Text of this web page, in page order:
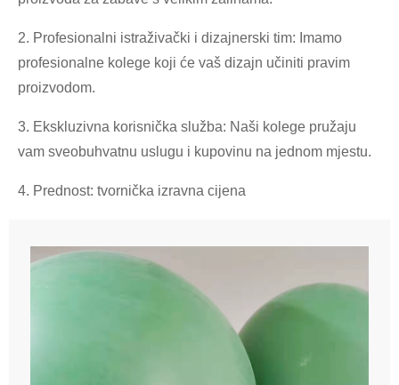
2. Profesionalni istraživački i dizajnerski tim: Imamo
profesionalne kolege koji će vaš dizajn učiniti pravim
proizvodom.
3. Ekskluzivna korisnička služba: Naši kolege pružaju
vam sveobuhvatnu uslugu i kupovinu na jednom mjestu.
4. Prednost: tvornička izravna cijena